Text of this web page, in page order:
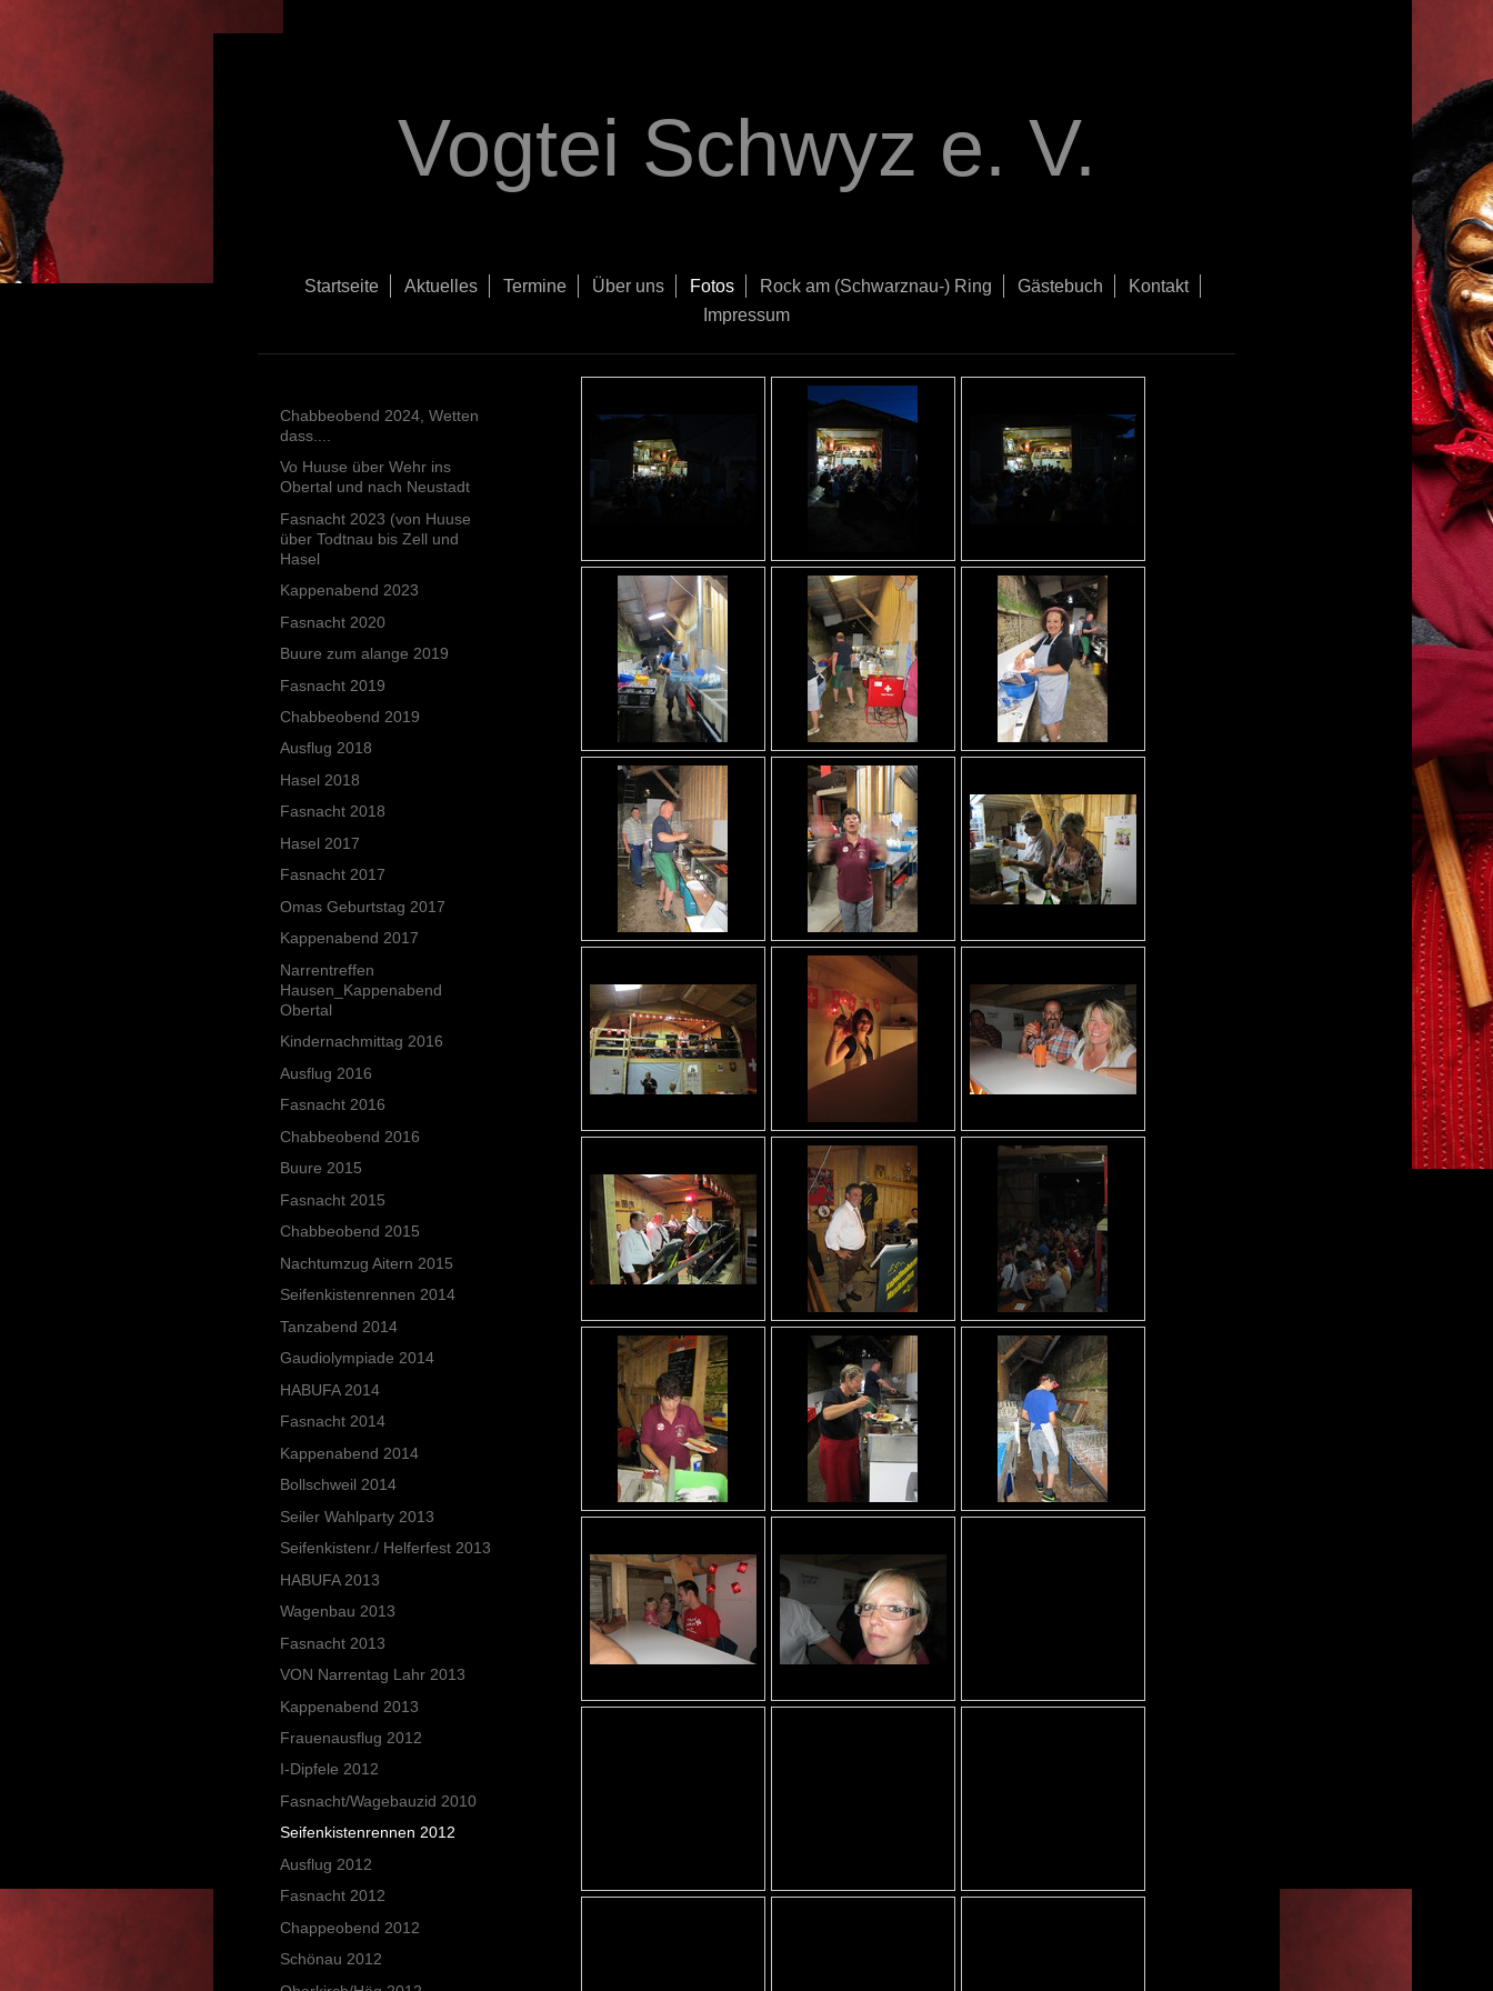
Vogtei Schwyz e. V.
Startseite Aktuelles Termine Über uns Fotos Rock am (Schwarznau-) Ring Gästebuch
Kontakt
Impressum
Chabbeobend 2024, Wetten
dass....
Vo Huuse über Wehr ins
Obertal und nach Neustadt
Fasnacht 2023 (von Huuse
über Todtnau bis Zell und
Hasel
Kappenabend 2023
Fasnacht 2020
Buure zum alange 2019
Fasnacht 2019
Chabbeobend 2019
Ausflug 2018
Hasel 2018
Fasnacht 2018
Hasel 2017
Fasnacht 2017
Omas Geburtstag 2017
Kappenabend 2017
Narrentreffen
Hausen_Kappenabend
Obertal
Kindernachmittag 2016
Ausflug 2016
Fasnacht 2016
Chabbeobend 2016
Buure 2015
Fasnacht 2015
Chabbeobend 2015
Nachtumzug Aitern 2015
Seifenkistenrennen 2014
Tanzabend 2014
Gaudiolympiade 2014
HABUFA 2014
Fasnacht 2014
Kappenabend 2014
Bollschweil 2014
Seiler Wahlparty 2013
Seifenkistenr./ Helferfest 2013
HABUFA 2013
Wagenbau 2013
Fasnacht 2013
VON Narrentag Lahr 2013
Kappenabend 2013
Frauenausflug 2012
I-Dipfele 2012
Fasnacht/Wagebauzid 2010
Seifenkistenrennen 2012
Ausflug 2012
Fasnacht 2012
Chappeobend 2012
Schönau 2012